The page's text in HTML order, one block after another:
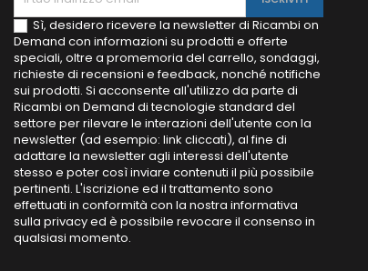
Sì, desidero ricevere la newsletter di Ricambi on
Demand con informazioni su prodotti e offerte
speciali, oltre a promemoria del carrello, sondaggi,
richieste di recensioni e feedback, nonché notifiche
sui prodotti. Si acconsente all'utilizzo da parte di
Ricambi on Demand di tecnologie standard del
settore per rilevare le interazioni dell'utente con la
newsletter (ad esempio: link cliccati), al fine di
adattare la newsletter agli interessi dell'utente
stesso e poter così inviare contenuti il più possibile
pertinenti. L'iscrizione ed il trattamento sono
effettuati in conformità con la nostra informativa
sulla privacy ed è possibile revocare il consenso in
qualsiasi momento.